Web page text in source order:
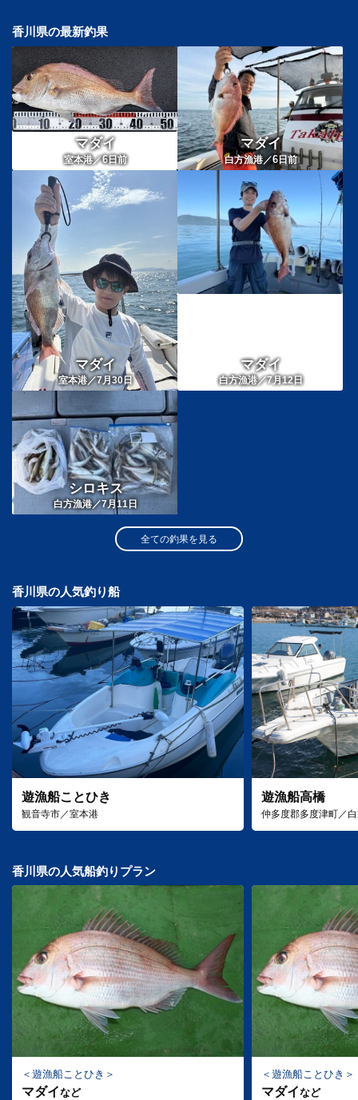
香川県の最新釣果
マダイ
室本港／6日前
マダイ
白方漁港／6 日前
マダイ
室本港／7月30日
マダイ
白方漁港／7月12日
シロキス
白方漁港／7月11日
全ての釣果を見る
香川県の人気釣り船
遊漁船ことひき
観音寺市／室本港
遊漁船高橋
仲多度郡多度津町／
香川県の人気船釣りプラン
遊漁船ことひき
マダイなど
遊漁船ことひき
マダイなど